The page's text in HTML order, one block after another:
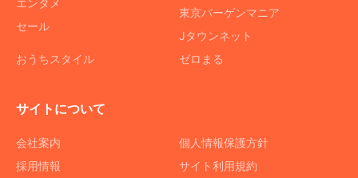
エンタメ
セール
おうちスタイル
東京バーゲンマニア
Jタウンネット
ゼロまる
サイトについて
会社案内
採用情報
個人情報保護方針
サイト利用規約